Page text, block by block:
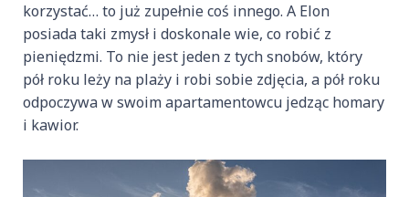
korzystać… to już zupełnie coś innego. A Elon
posiada taki zmysł i doskonale wie, co robić z
pieniędzmi. To nie jest jeden z tych snobów, który
pół roku leży na plaży i robi sobie zdjęcia, a pół roku
odpoczywa w swoim apartamentowcu jedząc homary
i kawior.